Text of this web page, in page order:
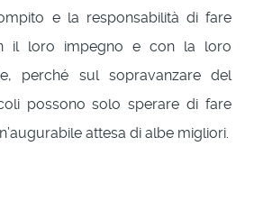
e la responsabilità di fare
il loro impegno e con la loro
perché sul sopravanzare del
possono solo sperare di fare
attesa di albe migliori.